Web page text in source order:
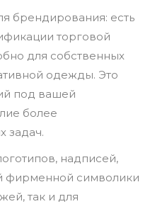
брендирования: есть
торговой
для собственных
одежды. Это
под вашей
более
задач.
надписей,
фирменной символики
так и для